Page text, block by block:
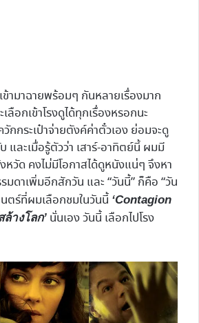
ามาฉายพร้อมๆ กันหลายเรื่องมาก
ลือกเข้าโรงดูได้ทุกเรื่องหรอกนะ
กกระเป๋าจ่ายตังค์ค่าตั๋วเอง ย่อมจะดู
และเมื่อรู้ตัวว่า เสาร์-อาทิตย์นี้ ผมมี
หวัด คงไม่มีโอกาสได้ดูหนังแน่ๆ จึงหา
มดาเพิ่มอีกสักวัน และ “วันนี้” ก็คือ “วัน
ตร์ที่ผมเลือกชมในวันนี้ ‘Contagion
างโลก’ นั่นเอง วันนี้ เลือกไปโรง